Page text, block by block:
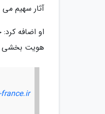
آثار سهیم می
او اضافه
هویت بخشی